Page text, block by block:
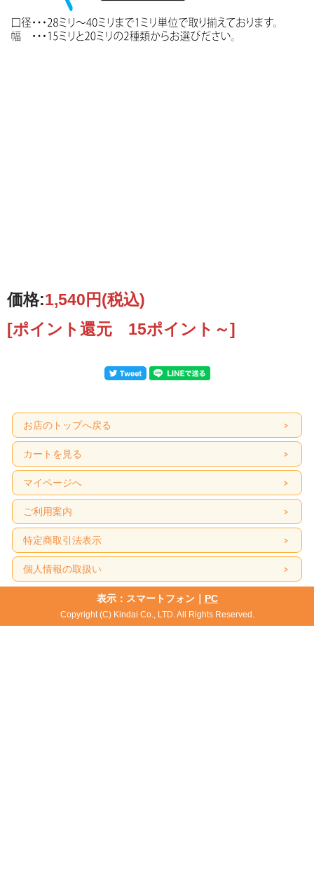
価格:1,540円(税込)
[ポイント還元 15ポイント～]
お店のトップへ戻る
カートを見る
マイページへ
ご利用案内
特定商取引法表示
個人情報の取扱い
表示：スマートフォン｜ PC
Copyright (C) Kindai Co., LTD. All Rights Reserved.